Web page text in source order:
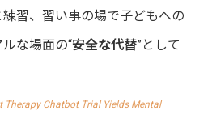
習、習い事の場で子どもへの
な場面の“安全な代替”として
Chatbot Trial Yields Mental